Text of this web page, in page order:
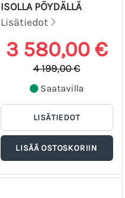
ISOLLA PÖYDÄLLÄ
Lisätiedot
3 580,00 €
4 199,00 €
Saatavilla